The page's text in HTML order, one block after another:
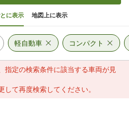
に表示 地図上に表示
軽自動車 コンパクト
指定の検索条件に該当する車両が見
て再度検索してください。